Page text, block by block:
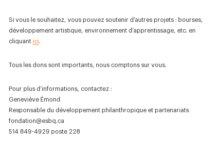
Si vous le souhaitez, vous pouvez soutenir d’autres projets : bourses,
développement artistique, environnement d’apprentissage, etc. en
cliquant ici.
Tous les dons sont importants, nous comptons sur vous.
Pour plus d’informations, contactez :
Geneviève Émond
Responsable du développement philanthropique et partenariats
fondation@esbq.ca
514 849-4929 poste 228